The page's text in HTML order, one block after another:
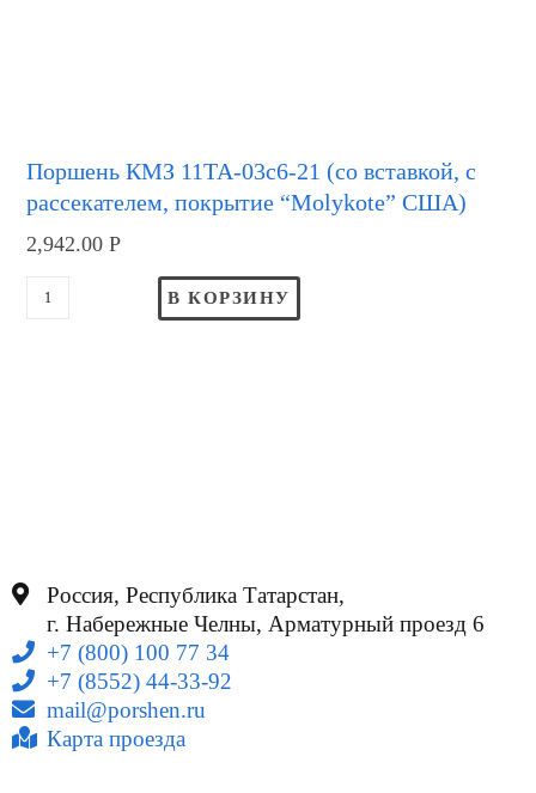
Поршень КМЗ 11ТА-03с6-21 (со вставкой, с
рассекателем, покрытие “Molykote” США)
2,942.00Р
В КОРЗИНУ
Россия, Республика Татарстан,
г. Набережные Челны, Арматурный проезд 6
+7 (800) 100 77 34
+7 (8552) 44-33-92
mail@porshen.ru
Карта проезда